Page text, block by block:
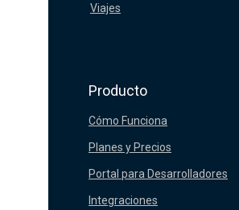
Viajes
Cómo Funciona
Integraciones
Portal para Desarrolladores
Planes y Precios
Producto